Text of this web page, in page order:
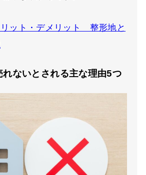
ット・デメリット 整形地と
れないとされる主な理由5つ